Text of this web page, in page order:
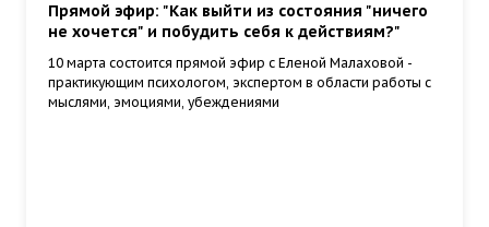
Прямой эфир: "Как выйти из состояния "ничего
не хочется" и побудить себя к действиям?"
10 марта состоится прямой эфир с Еленой Малаховой -
практикующим психологом, экспертом в области работы с
мыслями, эмоциями, убеждениями